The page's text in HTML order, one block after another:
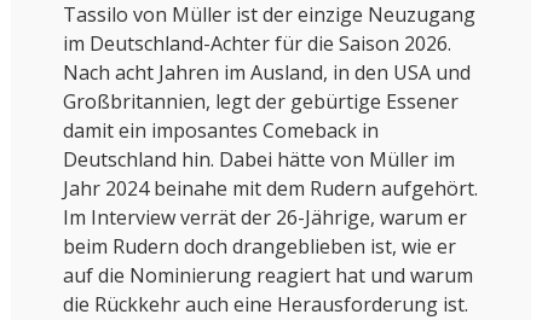
Tassilo von Müller ist der einzige Neuzugang
im Deutschland-Achter für die Saison 2026.
Nach acht Jahren im Ausland, in den USA und
Großbritannien, legt der gebürtige Essener
damit ein imposantes Comeback in
Deutschland hin. Dabei hätte von Müller im
Jahr 2024 beinahe mit dem Rudern aufgehört.
Im Interview verrät der 26-Jährige, warum er
beim Rudern doch drangeblieben ist, wie er
auf die Nominierung reagiert hat und warum
die Rückkehr auch eine Herausforderung ist.